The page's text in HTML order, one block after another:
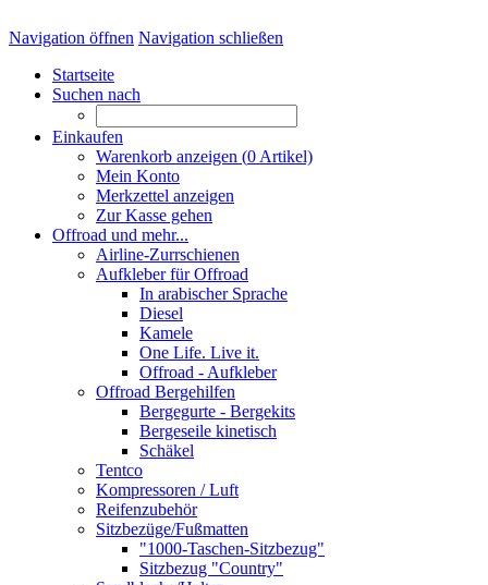
Navigation öffnen Navigation schließen
Startseite
Suchen nach
Einkaufen
Warenkorb anzeigen (0 Artikel)
Mein Konto
Merkzettel anzeigen
Zur Kasse gehen
Offroad und mehr...
Airline-Zurrschienen
Aufkleber für Offroad
In arabischer Sprache
Diesel
Kamele
One Life. Live it.
Offroad - Aufkleber
Offroad Bergehilfen
Bergegurte - Bergekits
Bergeseile kinetisch
Schäkel
Tentco
Kompressoren / Luft
Reifenzubehör
Sitzbezüge/Fußmatten
"1000-Taschen-Sitzbezug"
Sitzbezug "Country"